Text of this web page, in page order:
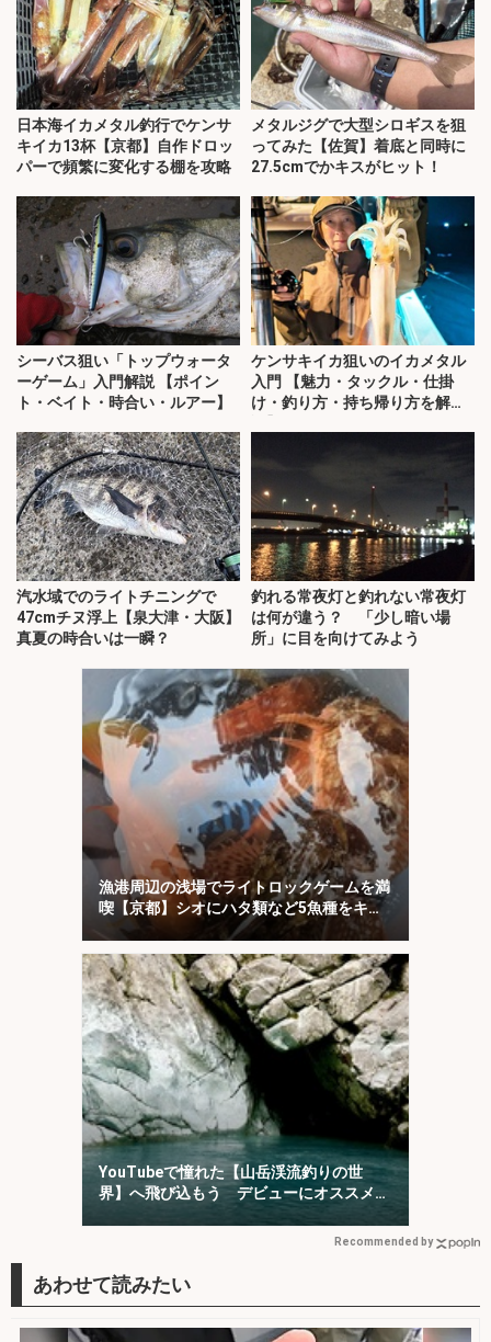
日本海イカメタル釣行でケンサ
キイカ13杯【京都】自作ドロッ
パーで頻繁に変化する棚を攻略
メタルジグで大型シロギスを狙
ってみた【佐賀】着底と同時に
27.5cmでかキスがヒット！
シーバス狙い「トップウォータ
ーゲーム」入門解説 【ポイン
ト・ベイト・時合い・ルアー】
ケンサキイカ狙いのイカメタル
入門 【魅力・タックル・仕掛
け・釣り方・持ち帰り方を解
汽水域でのライトチニングで
47cmチヌ浮上【泉大津・大阪】
真夏の時合いは一瞬？
釣れる常夜灯と釣れない常夜灯
は何が違う？ 「少し暗い場
所」に目を向けてみよう
漁港周辺の浅場でライトロックゲームを満
喫【京都】シオにハタ類など5魚種をキャ
ッチ！
YouTubeで憧れた【山岳渓流釣りの世
界】へ飛び込もう デビューにオススメの
Recommended by